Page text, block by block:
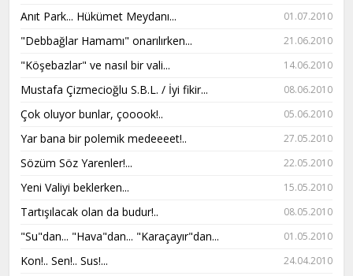
Anıt Park... Hükümet Meydanı... 01.07.2010
"Debbağlar Hamamı" onarılırken... 21.06.2010
"Köşebazlar" ve nasıl bir vali... 14.06.2010
Mustafa Çizmecioğlu S.B.L. / İyi fikir... 08.06.2010
Çok oluyor bunlar, çooook!.. 05.06.2010
Yar bana bir polemik medeeeet!.. 27.05.2010
Sözüm Söz Yarenler!... 22.05.2010
Yeni Valiyi beklerken... 15.05.2010
Tartışılacak olan da budur!.. 08.05.2010
"Su"dan... "Hava"dan... "Karaçayır"dan... 01.05.2010
Kon!.. Sen!.. Sus!... 24.04.2010